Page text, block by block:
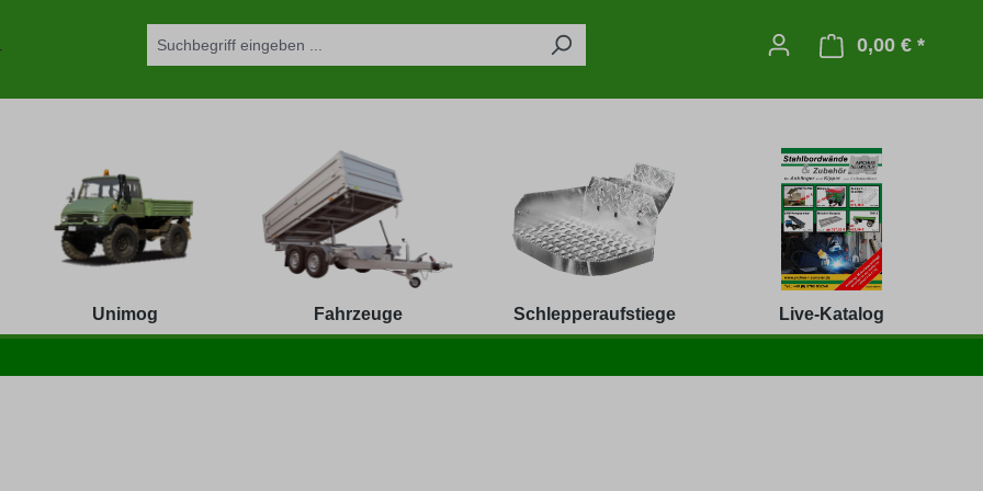
0,00 € *
Unimog Fahrzeuge Schlepperaufstiege Live-Katalog